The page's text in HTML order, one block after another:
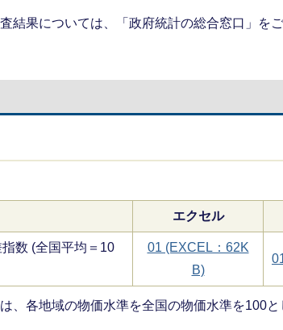
結果については、「政府統計の総合窓口」をご
エクセル
数 (全国平均＝10
01 (EXCEL：62K
B)
各地域の物価水準を全国の物価水準を100と